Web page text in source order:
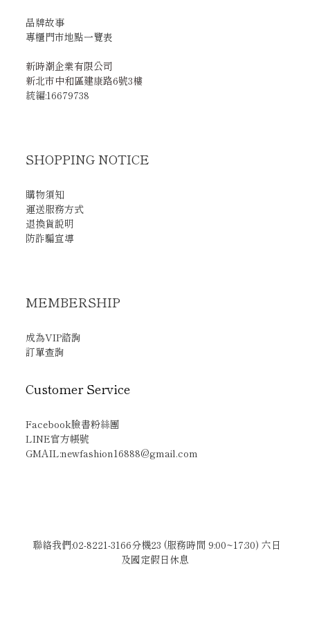
品牌故事
專櫃門市地點一覽表
新時潮企業有限公司
新北市中和區建康路6號3樓
統編:16679738
SHOPPING NOTICE
購物須知
運送服務方式
退換貨說明
防詐騙宣導
MEMBERSHIP
成為VIP諮詢
訂單查詢
Customer Service
Facebook臉書粉絲團
LINE官方帳號
GMAIL:newfashion16888@gmail.com
聯絡我們:02-8221-3166分機23 (服務時間 9:00~17:30) 六日
及國定假日休息